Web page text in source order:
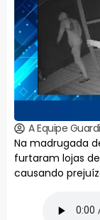
A Equipe
Na madrugada
furtaram lojas
causando